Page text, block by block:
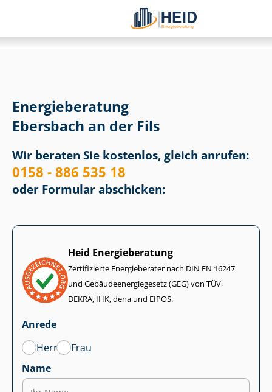
Energieberatung
Ebersbach an der Fils
Wir beraten Sie kostenlos, gleich anrufen:
0158 - 886 535 18
oder Formular abschicken:
Heid Energieberatung
Zertifizierte Energieberater nach DIN EN 16247
und Ge­bäu­de­en­er­gie­ge­setz (GEG) von TÜV,
DEKRA, IHK, dena und EIPOS.
Anrede
Herr
Frau
Name